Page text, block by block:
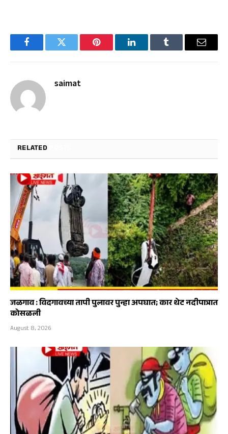
FacebookTwitter Pinterest LinkedInTumblr Email
saimat
RELATED
जळगाव : विदगावच्या तापी पुलावर पुन्हा अपघात; कार थेट नदीपात्रात
कोसळली
August 8, 2026